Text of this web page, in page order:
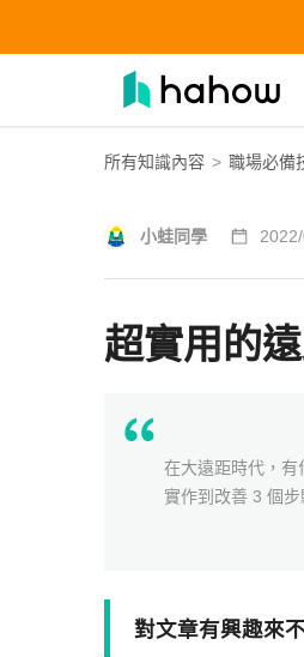
所有知識內容 > 職場必備
小蛙同學
超實用的
在大遠距時代，有
實作到改善 3 個
對文章有興趣來